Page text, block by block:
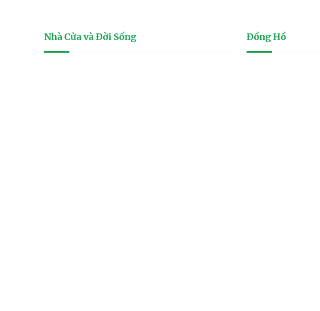
Nhà Cửa và Đời Sống Đồng Hồ